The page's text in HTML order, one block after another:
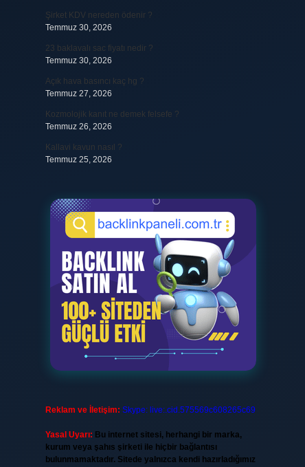
Şirket KDV nereden ödenir ?
Temmuz 30, 2026
23 baklavalı sac fiyatı nedir ?
Temmuz 30, 2026
Açık hava basıncı kaç hg ?
Temmuz 27, 2026
Kozmolojik kanıt ne demek felsefe ?
Temmuz 26, 2026
Kallavi kavun nasıl ?
Temmuz 25, 2026
Reklam ve İletişim: Skype: live:.cid.575569c608265c69
Yasal Uyarı: Bu internet sitesi, herhangi bir marka,
kurum veya şahıs şirketi ile hiçbir bağlantısı
bulunmamaktadır. Sitede yalnızca kendi hazırladığımız